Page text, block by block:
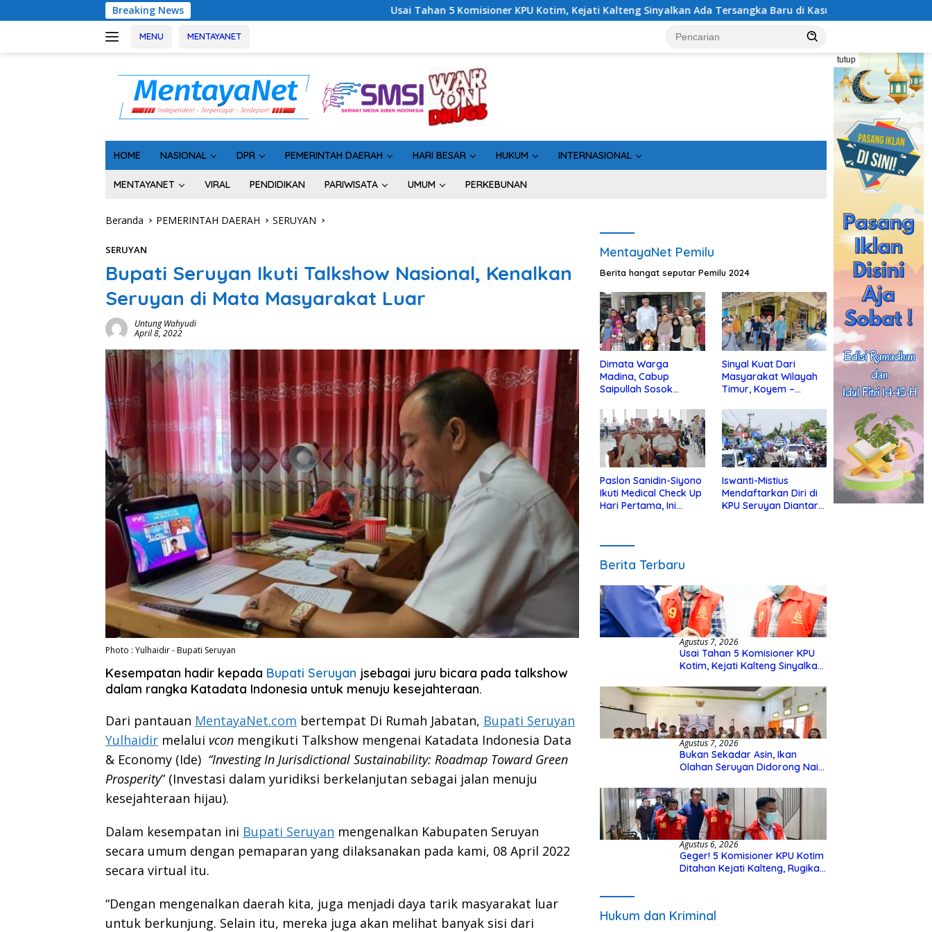
ke
Breaking News Usai Tahan 5 Komisioner KPU Kotim, Kejati Kalteng Sinyalkan Ada Tersangka Baru di Kasus Hibah Rp40 Miliar Bukan Sekadar Asin,
MENU MENTAYANET
tutup
HOME NASIONAL DPR PEMERINTAH DAERAH HARI BESAR HUKUM INTERNASIONAL
MENTAYANET VIRAL PENDIDIKAN PARIWISATA UMUM PERKEBUNAN
Beranda PEMERINTAH DAERAH SERUYAN
SERUYAN
Bupati Seruyan Ikuti Talkshow Nasional, Kenalkan
Seruyan di Mata Masyarakat Luar
Untung Wahyudi
April 8, 2022
Photo : Yulhaidir - Bupati Seruyan
Kesempatan hadir kepada Bupati Seruyan jsebagai juru bicara pada talkshow
dalam rangka Katadata Indonesia untuk menuju kesejahteraan.
Dari pantauan MentayaNet.com bertempat Di Rumah Jabatan, Bupati Seruyan
Yulhaidir melalui vcon mengikuti Talkshow mengenai Katadata Indonesia Data
& Economy (Ide) “Investing In Jurisdictional Sustainability: Roadmap Toward Green
Prosperity” (Investasi dalam yuridiksi berkelanjutan sebagai jalan menuju
kesejahteraan hijau).
Dalam kesempatan ini Bupati Seruyan mengenalkan Kabupaten Seruyan
secara umum dengan pemaparan yang dilaksanakan pada kami, 08 April 2022
secara virtual itu.
“Dengan mengenalkan daerah kita, juga menjadi daya tarik masyarakat luar
untuk berkunjung. Selain itu, mereka juga akan melihat banyak sisi dari
MentayaNet Pemilu
Berita hangat seputar Pemilu 2024
Dimata Warga
Madina, Cabup
Saipullah Sosok
Anak Yatim
Sinyal Kuat Dari
Masyarakat Wilayah
Timur, Koyem –
di Kotim
Paslon Sanidin-Siyono
Ikuti Medical Check Up
Hari Pertama, Ini
Iswanti-Mistius
Mendaftarkan Diri di
KPU Seruyan Diantar
Berita Terbaru
Agustus 7, 2026
Usai Tahan 5 Komisioner KPU
Kotim, Kejati Kalteng Sinyalkan
Hibah Rp40 Miliar
Agustus 7, 2026
Bukan Sekadar Asin, Ikan
Olahan Seruyan Didorong Naik
Agustus 6, 2026
Geger! 5 Komisioner KPU Kotim
Ditahan Kejati Kalteng, Rugikan
Hukum dan Kriminal